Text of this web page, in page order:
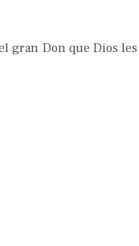
gran Don que Dios les